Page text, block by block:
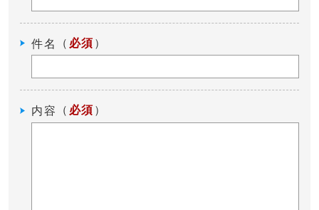
件名 （ 必須 ）
内容 （ 必須 ）